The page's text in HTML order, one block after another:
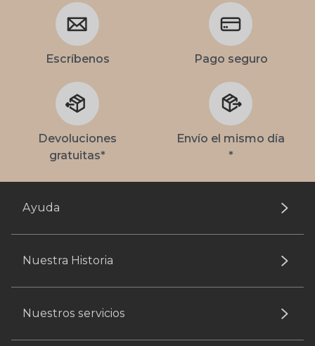
Escríbenos Pago seguro
Devoluciones
gratuitas*
Envío el mismo día
*
Ayuda
Nuestra Historia
Nuestros servicios